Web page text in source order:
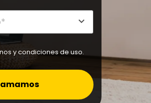
y condiciones de uso.